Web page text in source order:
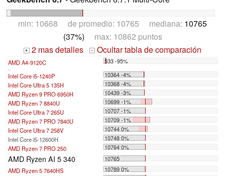
min: 10668 de promedio: 10765 mediana: 10765
(37%) max: 10862 puntos
+ 2 mas detalles - Ocultar tabla de comparación
AMD A4-9120C 533 -95%
...
Intel Core i5-1240P
10364 -4%
Intel Core Ultra 5 135H
10368 -4%
AMD Ryzen 9 PRO 6950H
10439 -3%
AMD Ryzen 7 8840U
10699 -1%
Intel Core Ultra 7 265U
10707 -1%
AMD Ryzen 7 PRO 7840U
10709 -1%
Intel Core Ultra 7 258V
10744 0%
Intel Core i5-12600H
10748 0%
AMD Ryzen 7 PRO 250
10764 0%
AMD Ryzen AI 5 340
10765
AMD Ryzen 5 7640HS
10789 0%